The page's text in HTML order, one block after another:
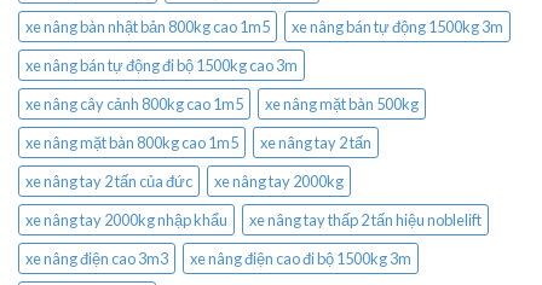
xe nâng bàn nhật bản 800kg cao 1m5
xe nâng bán tự động 1500kg 3m
xe nâng bán tự động đi bộ 1500kg cao 3m
xe nâng cây cảnh 800kg cao 1m5
xe nâng mặt bàn 500kg
xe nâng mặt bàn 800kg cao 1m5
xe nâng tay 2 tấn
xe nâng tay 2 tấn của đức
xe nâng tay 2000kg
xe nâng tay 2000kg nhập khẩu
xe nâng tay thấp 2 tấn hiệu noblelift
xe nâng điện cao 3m3
xe nâng điện cao đi bộ 1500kg 3m